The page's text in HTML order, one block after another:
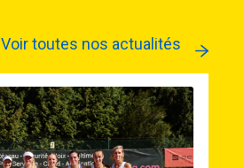
Voir toutes nos actualités